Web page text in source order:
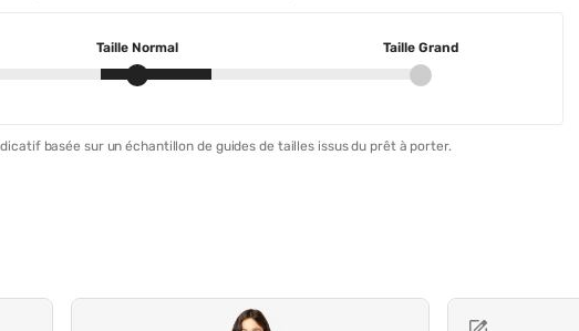
Taille Normal Taille Grand
basée sur un échantillon de guides de tailles issus du prêt à porter.